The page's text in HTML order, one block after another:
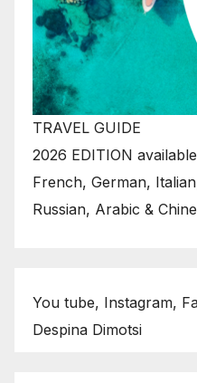
TRAVEL GUIDE
2026 EDITION
French, German,
Russian, Arabic &
You tube, Instagram,
Despina Dimotsi